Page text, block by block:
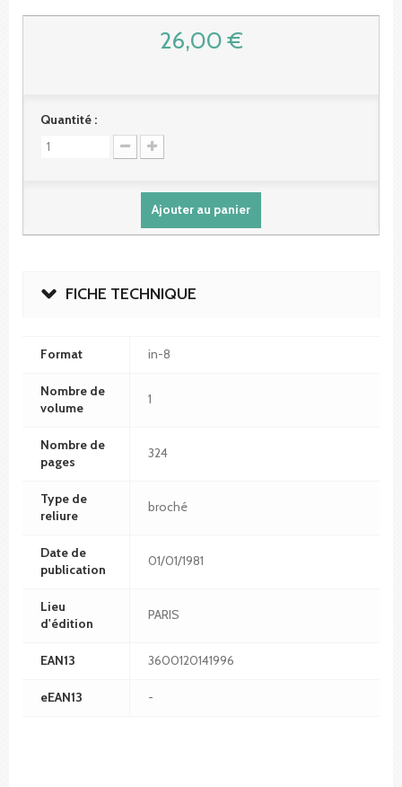
26,00 €
Quantité :
Ajouter au panier
FICHE TECHNIQUE
Format in-8
Nombre de
volume
1
Nombre de
pages
324
Type de
reliure
broché
Date de
publication
01/01/1981
Lieu
d'édition
PARIS
EAN13 3600120141996
eEAN13 -